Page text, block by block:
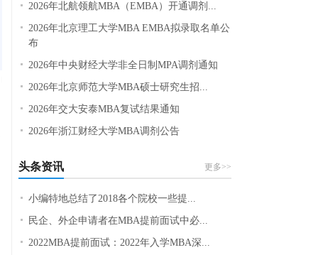
2026年北航领航MBA（EMBA）开通调剂...
2026年北京理工大学MBA EMBA拟录取名单公
布
2026年中央财经大学非全日制MPA调剂通知
2026年北京师范大学MBA硕士研究生招...
2026年交大安泰MBA复试结果通知
2026年浙江财经大学MBA调剂公告
头条资讯 更多>>
小编特地总结了2018各个院校一些提...
民企、外企申请者在MBA提前面试中必...
2022MBA提前面试：2022年入学MBA深...